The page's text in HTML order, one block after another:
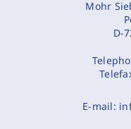
Mohr
D-
E-mail: